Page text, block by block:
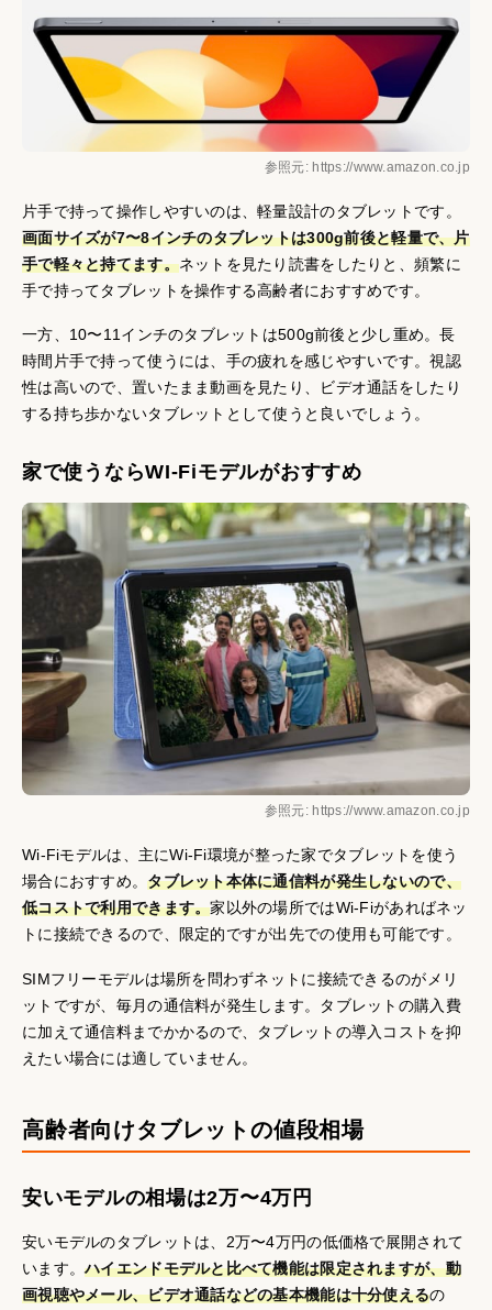
参照元: https://www.amazon.co.jp
片手で持って操作しやすいのは、軽量設計のタブレットです。
画面サイズが7〜8インチのタブレットは300g前後と軽量で、片
手で軽々と持てます。ネットを見たり読書をしたりと、頻繁に
手で持ってタブレットを操作する高齢者におすすめです。
一方、10〜11インチのタブレットは500g前後と少し重め。長
時間片手で持って使うには、手の疲れを感じやすいです。視認
性は高いので、置いたまま動画を見たり、ビデオ通話をしたり
する持ち歩かないタブレットとして使うと良いでしょう。
家で使うならWI-Fiモデルがおすすめ
参照元: https://www.amazon.co.jp
Wi-Fiモデルは、主にWi-Fi環境が整った家でタブレットを使う
場合におすすめ。タブレット本体に通信料が発生しないので、
低コストで利用できます。家以外の場所ではWi-Fiがあればネッ
トに接続できるので、限定的ですが出先での使用も可能です。
SIMフリーモデルは場所を問わずネットに接続できるのがメリ
ットですが、毎月の通信料が発生します。タブレットの購入費
に加えて通信料までかかるので、タブレットの導入コストを抑
えたい場合には適していません。
高齢者向けタブレットの値段相場
安いモデルの相場は2万〜4万円
安いモデルのタブレットは、2万〜4万円の低価格で展開されて
います。ハイエンドモデルと比べて機能は限定されますが、動
画視聴やメール、ビデオ通話などの基本機能は十分使えるの